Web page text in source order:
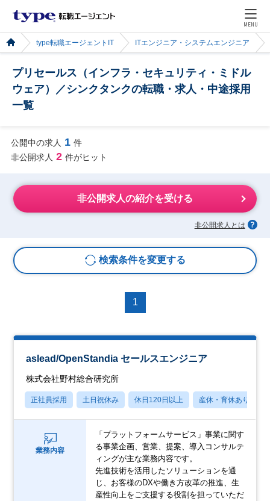
MENU
type転職エージェントIT ITエンジニア・システムエンジニア
プリセールス（インフラ・セキュリティ・ミドル
ウェア）／シンクタンクの転職・求人・中途採用
一覧
公開中の求人 1 件
非公開求人 2 件がヒット
非公開求人の紹介を受ける
非公開求人とは
検索条件を変更する
1
aslead/OpenStandia セールスエンジニア
株式会社野村総合研究所
正社員採用 土日祝休み 休日120日以上 産休・育休あり
業務内容
「プラットフォームサービス」事業に関す
る事業企画、営業、提案、導入コンサルテ
ィングが主な業務内容です。
先進技術を活用したソリューションを通
じ、お客様のDXや働き方改革の推進、生
産性向上をご支援する役割を担っていただ